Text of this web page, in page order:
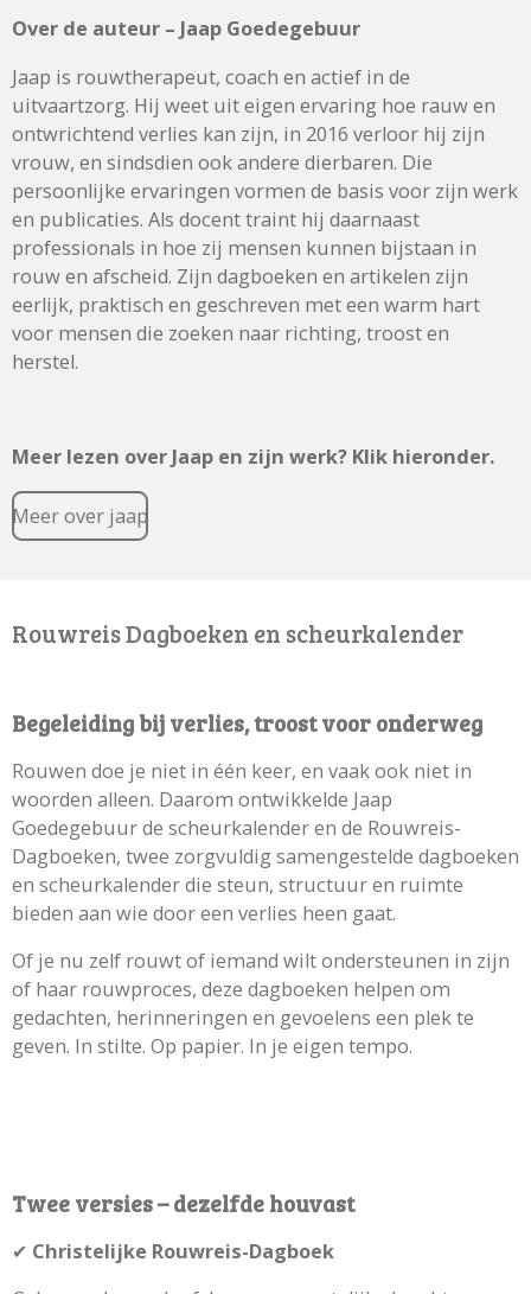
Over de auteur – Jaap Goedegebuur
Jaap is rouwtherapeut, coach en actief in de
uitvaartzorg. Hij weet uit eigen ervaring hoe rauw en
ontwrichtend verlies kan zijn, in 2016 verloor hij zijn
vrouw, en sindsdien ook andere dierbaren. Die
persoonlijke ervaringen vormen de basis voor zijn werk
en publicaties. Als docent traint hij daarnaast
professionals in hoe zij mensen kunnen bijstaan in
rouw en afscheid. Zijn dagboeken en artikelen zijn
eerlijk, praktisch en geschreven met een warm hart
voor mensen die zoeken naar richting, troost en
herstel.
Meer lezen over Jaap en zijn werk? Klik hieronder.
Meer over jaap
Rouwreis Dagboeken en scheurkalender
Begeleiding bij verlies, troost voor onderweg
Rouwen doe je niet in één keer, en vaak ook niet in
woorden alleen. Daarom ontwikkelde Jaap
Goedegebuur de scheurkalender en de Rouwreis-
Dagboeken, twee zorgvuldig samengestelde dagboeken
en scheurkalender die steun, structuur en ruimte
bieden aan wie door een verlies heen gaat.
Of je nu zelf rouwt of iemand wilt ondersteunen in zijn
of haar rouwproces, deze dagboeken helpen om
gedachten, herinneringen en gevoelens een plek te
geven. In stilte. Op papier. In je eigen tempo.
Twee versies – dezelfde houvast
✔ Christelijke Rouwreis-Dagboek